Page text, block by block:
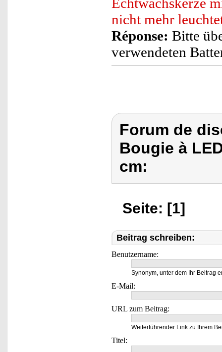
nicht mehr
Réponse: Bitte
verwendeten
Forum de
Bougie à
cm:
Seite: [1]
Beitrag schreiben:
Benutzername:
Synonym, unter dem Ihr Beitrag
E-Mail:
URL zum Beitrag:
Weiterführender Link zu Ihrem
Titel: